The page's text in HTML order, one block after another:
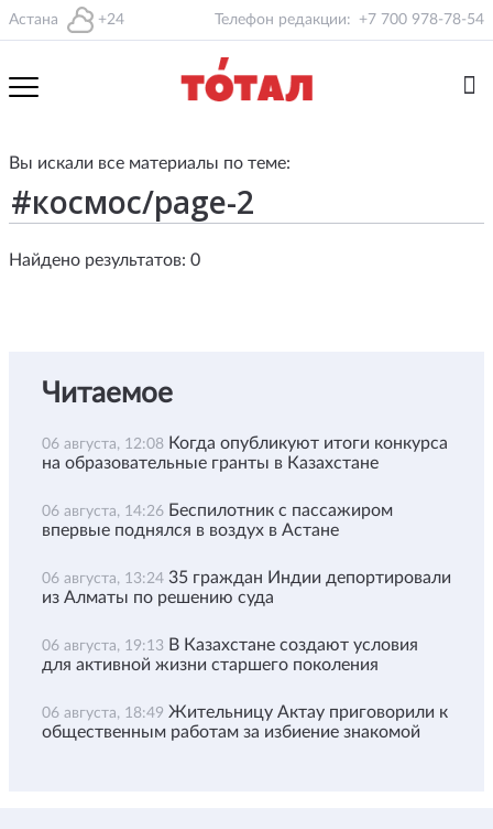
Астана +24 Телефон редакции: +7 700 978-78-54
Вы искали все материалы по теме:
Найдено результатов: 0
Читаемое
06 августа, 12:08 Когда опубликуют итоги конкурса
на образовательные гранты в Казахстане
06 августа, 14:26 Беспилотник с пассажиром
впервые поднялся в воздух в Астане
06 августа, 13:24 35 граждан Индии депортировали
из Алматы по решению суда
06 августа, 19:13 В Казахстане создают условия
для активной жизни старшего поколения
06 августа, 18:49 Жительницу Актау приговорили к
общественным работам за избиение знакомой